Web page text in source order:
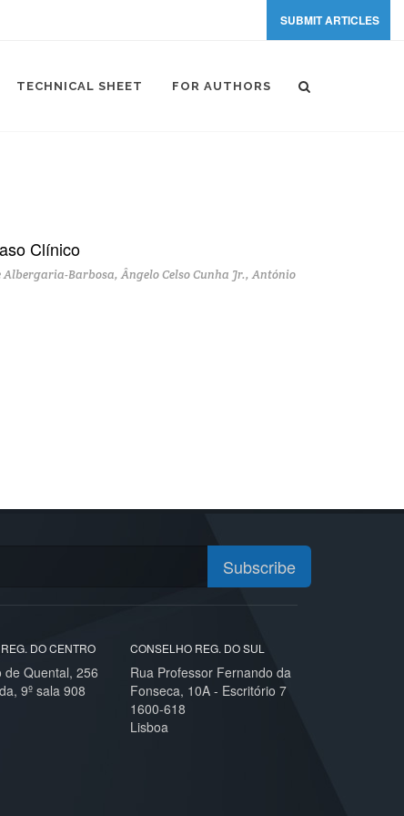
SUBMIT ARTICLES
TECHNICAL SHEET FOR AUTHORS
Clínico
Barbosa, Ângelo Celso Cunha Jr., António
Subscribe
DO CENTRO
de Quental, 256
9º sala 908
CONSELHO REG. DO SUL
Rua Professor Fernando da
Fonseca, 10A - Escritório 7
1600-618
Lisboa